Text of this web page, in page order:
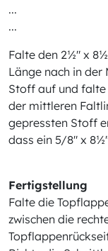
...
...
Falte den 2½" x
Länge nach in
Stoff auf und falte
der mittleren
gepressten Stoff
dass ein 5/8" x
Fertigstellung
Falte die
zwischen die